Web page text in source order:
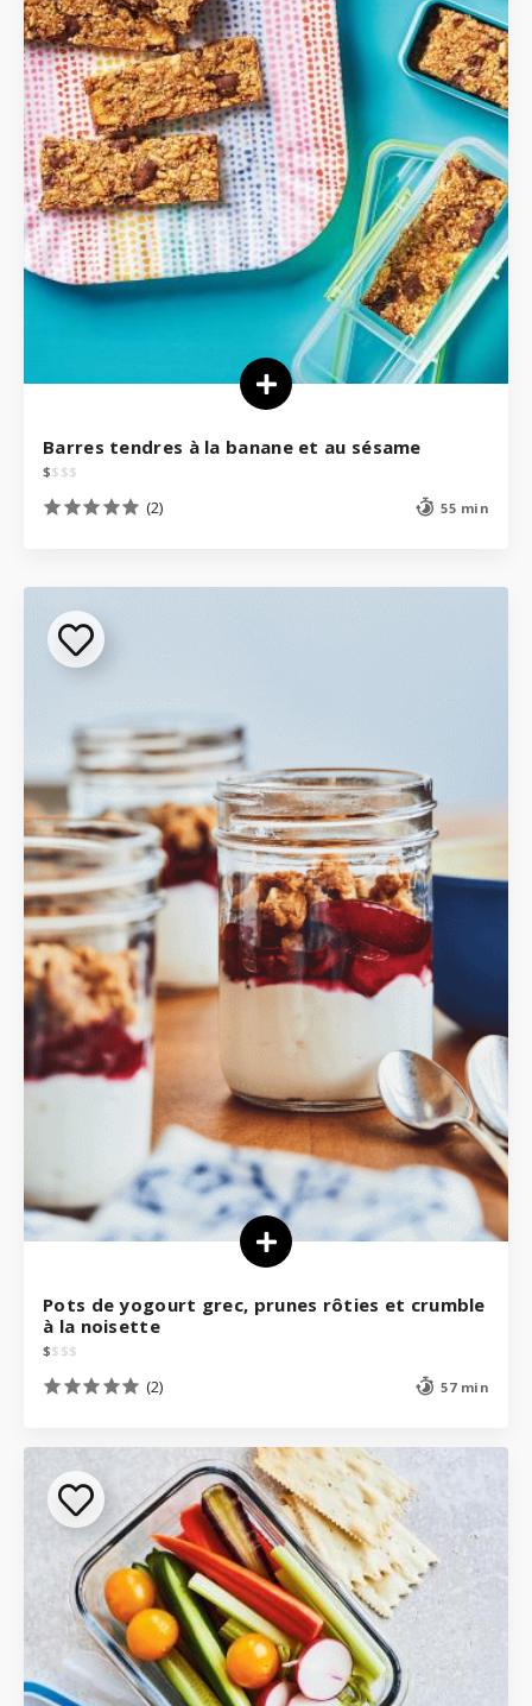
Barres tendres à la banane et au sésame
$$ $$
(2) 55 min
Pots de yogourt grec, prunes rôties et crumble
à la noisette
$$ $$
(2) 57 min